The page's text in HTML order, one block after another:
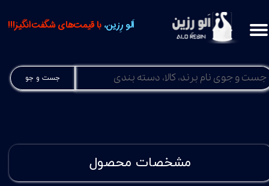
جست و جو
اَلو رِزین، با قیمت‌های شگفت‌انگیز!!!
مشخصات محصول